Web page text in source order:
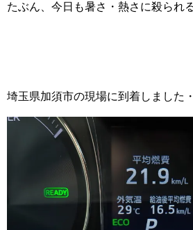
たぶん、今日も暑さ・熱さに殺られ
埼玉県加須市の現場に到着しました